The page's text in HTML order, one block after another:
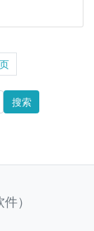
搜索
）